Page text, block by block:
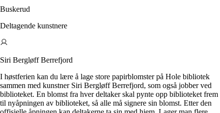
Buskerud
Deltagende kunstnere
Siri Bergløff Berrefjord
I høstferien kan du lære å lage store papirblomster på Hole bibliotek
sammen med kunstner Siri Bergløff Berrefjord, som også jobber ved
biblioteket. En blomst fra hver deltaker skal pynte opp biblioteket frem
til nyåpningen av biblioteket, så alle må signere sin blomst. Etter den